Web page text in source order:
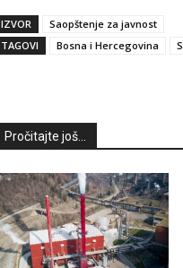
IZVOR
Saopštenje za javnost
TAGOVI
Bosna i Hercegovina
Pročitajte još...